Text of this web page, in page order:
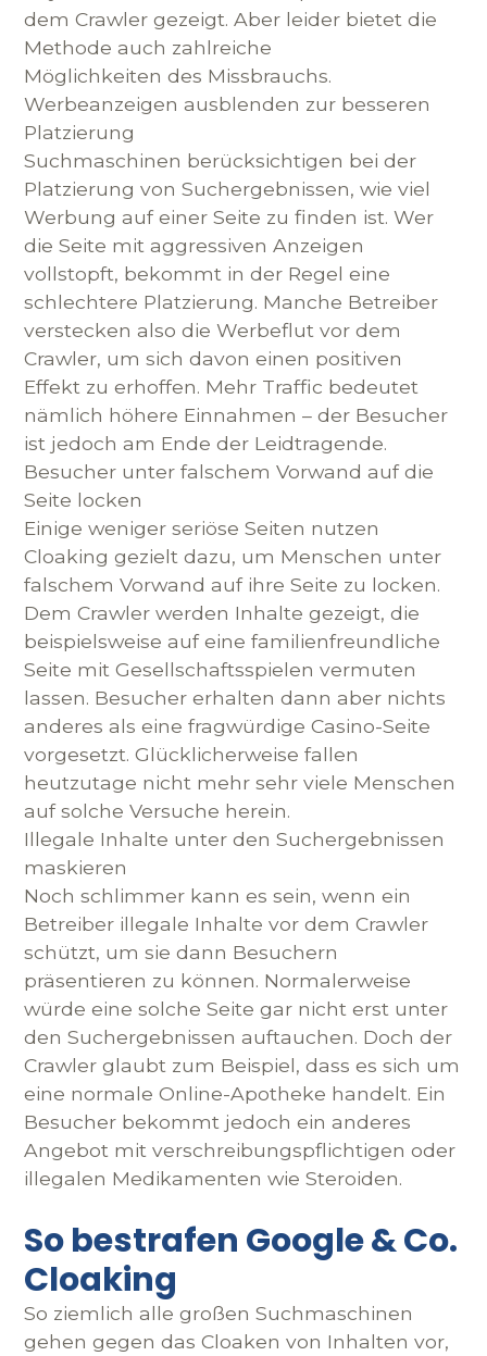
dem Crawler gezeigt. Aber leider bietet die
Methode auch zahlreiche
Möglichkeiten des Missbrauchs.
Werbeanzeigen ausblenden zur besseren
Platzierung
Suchmaschinen berücksichtigen bei der
Platzierung von Suchergebnissen, wie viel
Werbung auf einer Seite zu finden ist. Wer
die Seite mit aggressiven Anzeigen
vollstopft, bekommt in der Regel eine
schlechtere Platzierung. Manche Betreiber
verstecken also die Werbeflut vor dem
Crawler, um sich davon einen positiven
Effekt zu erhoffen. Mehr Traffic bedeutet
nämlich höhere Einnahmen – der Besucher
ist jedoch am Ende der Leidtragende.
Besucher unter falschem Vorwand auf die
Seite locken
Einige weniger seriöse Seiten nutzen
Cloaking gezielt dazu, um Menschen unter
falschem Vorwand auf ihre Seite zu locken.
Dem Crawler werden Inhalte gezeigt, die
beispielsweise auf eine familienfreundliche
Seite mit Gesellschaftsspielen vermuten
lassen. Besucher erhalten dann aber nichts
anderes als eine fragwürdige Casino-Seite
vorgesetzt. Glücklicherweise fallen
heutzutage nicht mehr sehr viele Menschen
auf solche Versuche herein.
Illegale Inhalte unter den Suchergebnissen
maskieren
Noch schlimmer kann es sein, wenn ein
Betreiber illegale Inhalte vor dem Crawler
schützt, um sie dann Besuchern
präsentieren zu können. Normalerweise
würde eine solche Seite gar nicht erst unter
den Suchergebnissen auftauchen. Doch der
Crawler glaubt zum Beispiel, dass es sich um
eine normale Online-Apotheke handelt. Ein
Besucher bekommt jedoch ein anderes
Angebot mit verschreibungspflichtigen oder
illegalen Medikamenten wie Steroiden.
So bestrafen Google & Co.
Cloaking
So ziemlich alle großen Suchmaschinen
gehen gegen das Cloaken von Inhalten vor,